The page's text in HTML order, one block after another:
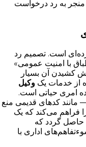
منجر به رد درخواست
است. تصمیم رد
با امنیت عمومی»
کشیدن آن بسیار
از خدمات یک وکیل
امری حیاتی است.
مانند کدهای قدیمی منع
فراهم می‌کند که یک
حاصل گردد که
اداری با